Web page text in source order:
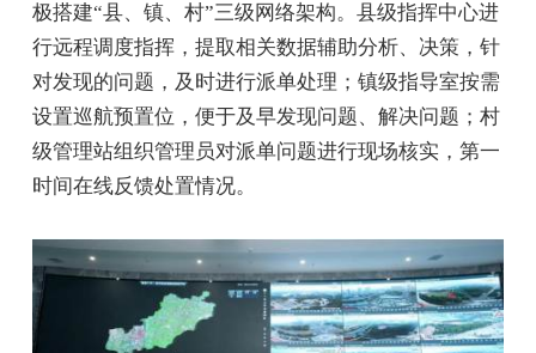
极搭建“县、镇、村”三级网络架构。县级指挥中心进
行远程调度指挥，提取相关数据辅助分析、决策，针
对发现的问题，及时进行派单处理；镇级指导室按需
设置巡航预置位，便于及早发现问题、解决问题；村
级管理站组织管理员对派单问题进行现场核实，第一
时间在线反馈处置情况。